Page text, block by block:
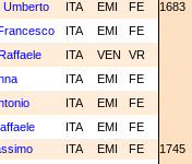
Umberto ITA EMI FE 1683
ITA EMI FE
ITA VEN VR
ITA EMI FE
ITA EMI FE
ITA EMI FE
ITA EMI FE 1745